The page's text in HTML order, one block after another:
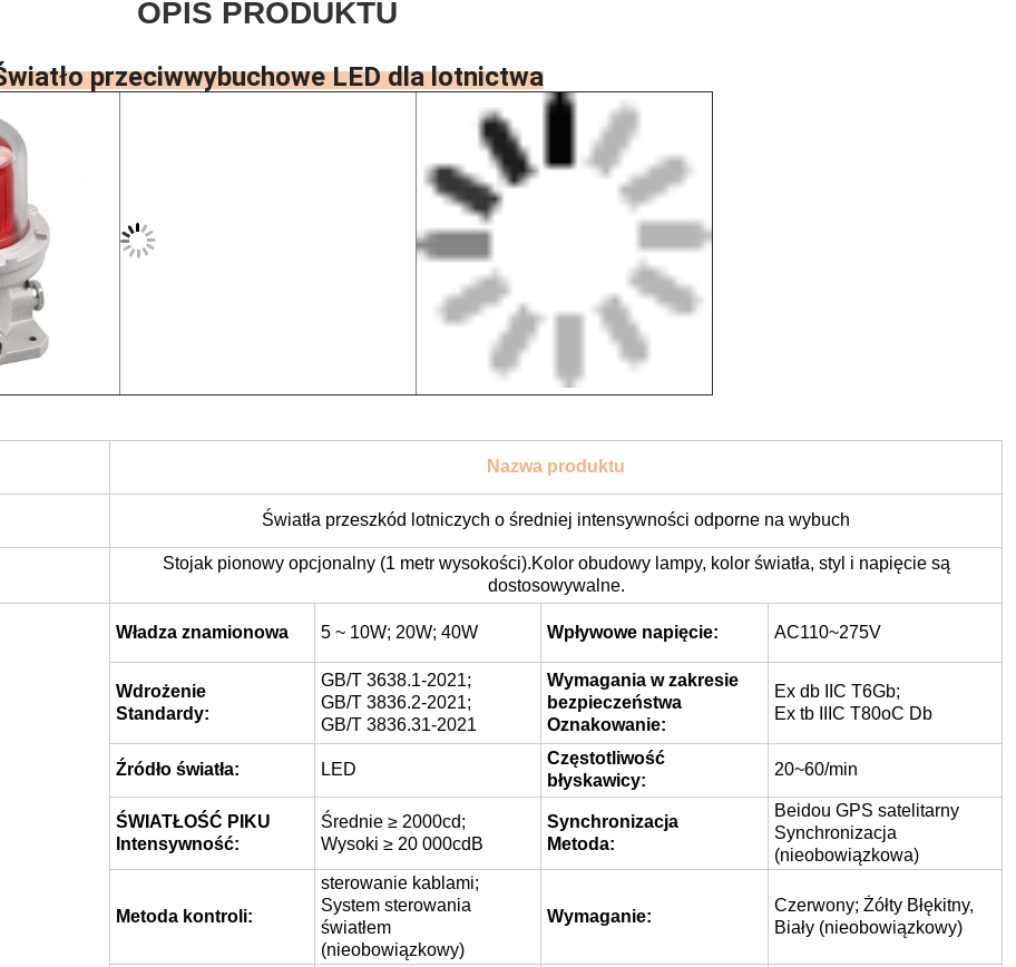
OPIS PRODUKTU
przeciwwybuchowe LED dla lotnictwa
Nazwa produktu
Światła przeszkód lotniczych o średniej intensywności odporne na wybuch
Stojak pionowy opcjonalny (1 metr wysokości).Kolor obudowy lampy, kolor światła, styl i napięcie są
dostosowywalne.
Władza znamionowa 5 ~ 10W; 20W; 40W Wpływowe napięcie: AC110~275V
Wdrożenie
Standardy:
GB/T 3638.1-2021;
GB/T 3836.2-2021;
GB/T 3836.31-2021
Wymagania w zakresie
bezpieczeństwa
Oznakowanie:
Ex db IIC T6Gb;
Ex tb IIIC T80oC Db
Źródło światła: LED
Częstotliwość
błyskawicy:
20~60/min
ŚWIATŁOŚĆ PIKU
Intensywność:
Średnie ≥ 2000cd;
Wysoki ≥ 20 000cdB
Synchronizacja
Metoda:
Beidou GPS satelitarny
Synchronizacja
(nieobowiązkowa)
Metoda kontroli:
sterowanie kablami;
System sterowania
światłem
(nieobowiązkowy)
Wymaganie:
Czerwony; Żółty Błękitny,
Biały (nieobowiązkowy)